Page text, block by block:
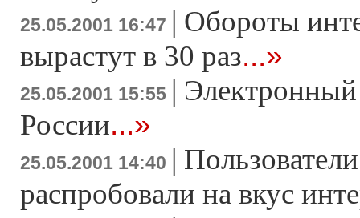
25.05.2001 16:47 | Обороты
вырастут в 30 раз...»
25.05.2001 15:55 |
России...»
25.05.2001 14:40 |
распробовали на вкус